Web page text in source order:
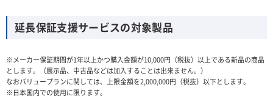
延長保証支援サービスの対象製品
※メーカー保証期間が1年以上かつ購入金額が10,000円（税抜）以上である新品の商品
とします。（展示品、中古品などは加入することは出来ません。）
なおバリュープランに関しては、上限金額を2,000,000円（税抜）以下とします。
※日本国内での使用に限ります。